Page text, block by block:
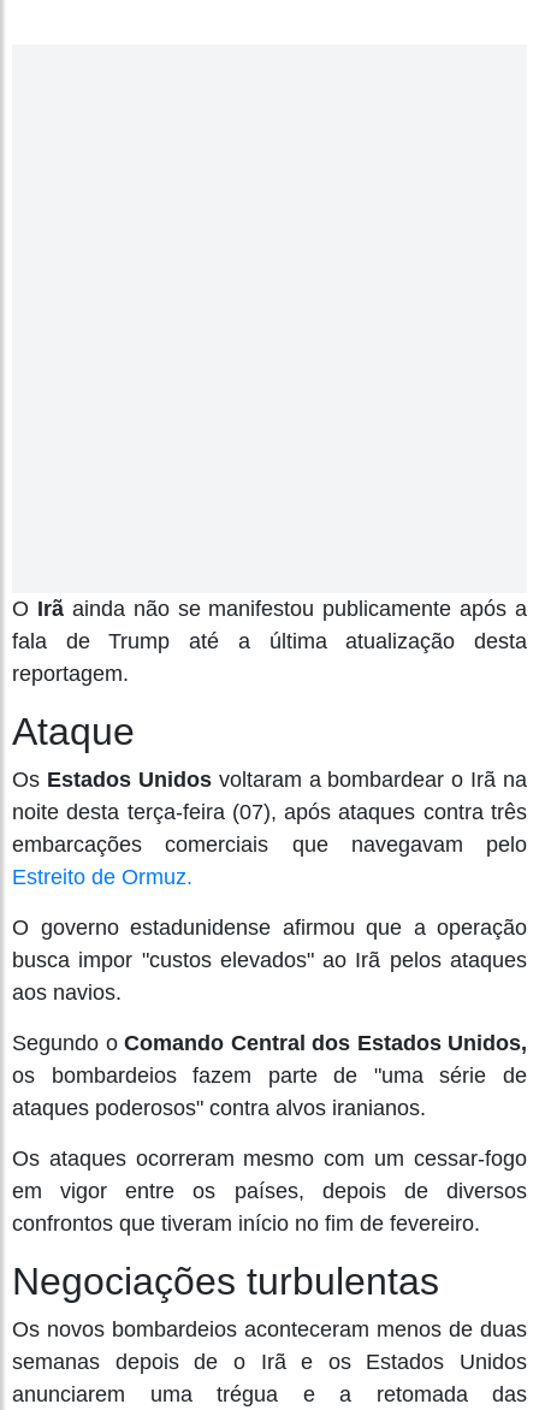
O Irãainda não se manifestou publicamente após a
fala de Trump até a última atualização desta
reportagem.
Ataque
Os Estados Unidosvoltaram a bombardear o Irã na
noite desta terça-feira (07), após ataques contra três
embarcações comerciais que navegavam pelo
Estreito de Ormuz.
O governo estadunidense afirmou que a operação
busca impor "custos elevados" ao Irã pelos ataques
aos navios.
Segundo o Comando Central dos Estados Unidos,
os bombardeios fazem parte de "uma série de
ataques poderosos" contra alvos iranianos.
Os ataques ocorreram mesmo com um cessar-fogo
em vigor entre os países, depois de diversos
confrontos que tiveram início no fim de fevereiro.
Negociações turbulentas
Os novos bombardeios aconteceram menos de duas
semanas depois de o Irã e os Estados Unidos
anunciarem uma trégua e a retomada das